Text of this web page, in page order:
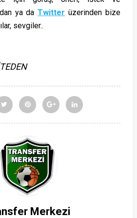
ya daTwitter üzerinden bize
sevgiler..
Merkezi